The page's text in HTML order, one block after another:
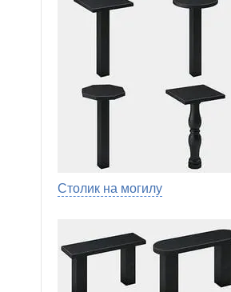
Столик на могилу